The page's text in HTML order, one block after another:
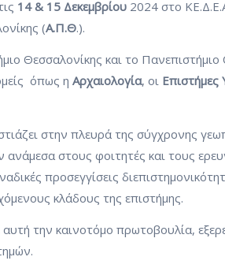
14 & 15 Δεκεμβρίου 2024 στο
(Α.Π.Θ.).
Θεσσαλονίκης και το Πανεπιστήμιο
όπως η Αρχαιολογία, οι Επιστήμες
στην πλευρά της σύγχρονης
στους φοιτητές και τους
προσεγγίσεις
κλάδους της επιστήμης.
την καινοτόμο πρωτοβουλία,